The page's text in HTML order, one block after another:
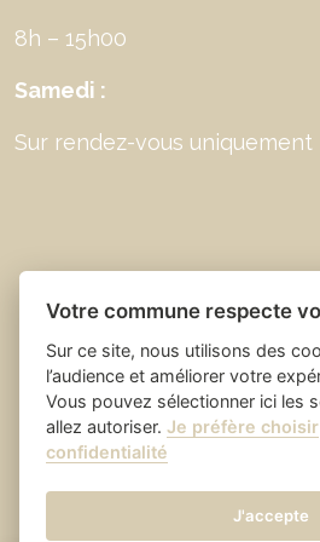
8h – 15h00
Samedi :
Sur rendez-vous uniquement
Place du village la solution
et appli des collectivités
Mentions légales--
Votre commune respecte
Sur ce site, nous utilisons des
l’audience et améliorer votre
Vous pouvez sélectionner ici les
allez autoriser.Je préfère choisir
confidentialité
J'accepte